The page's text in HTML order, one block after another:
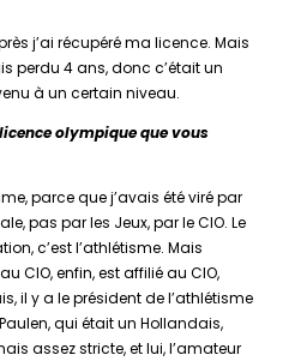
j’ai récupéré ma licence. Mais
perdu 4 ans, donc c’était un
à un certain niveau.
olympique que vous
parce que j’avais été viré par
pas par les Jeux, par le CIO. Le
c’est l’athlétisme. Mais
CIO, enfin, est affilié au CIO,
il y a le président de l’athlétisme
qui était un Hollandais,
assez stricte, et lui, l’amateur